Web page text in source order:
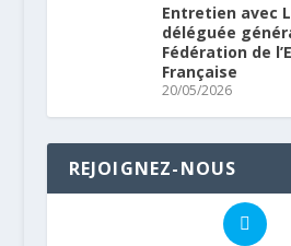
Entretien avec
déléguée
Fédération de
Française
20/05/2026
REJOIGNEZ-NOUS